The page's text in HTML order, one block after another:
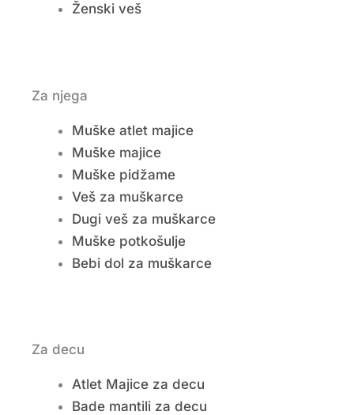
Ženski veš
Za njega
Muške atlet majice
Muške majice
Muške pidžame
Veš za muškarce
Dugi veš za muškarce
Muške potkošulje
Bebi dol za muškarce
Za decu
Atlet Majice za decu
Bade mantili za decu